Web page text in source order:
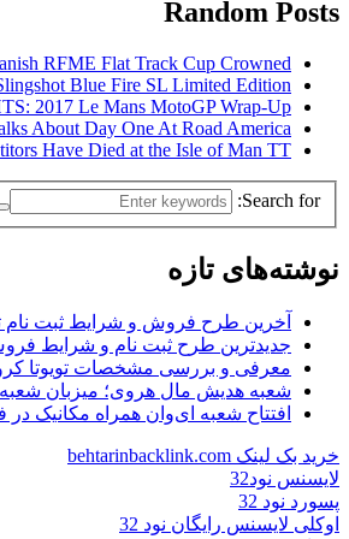
Random Posts
RFME Flat Track Cup Crowned
Blue Fire SL Limited Edition
2017 Le Mans MotoGP Wrap-Up
About Day One At Road America
Have Died at the Isle of Man TT
Search for:
نوشته‌های تازه
آخرین طرح فروش و شرایط ثبت نام
جدیدترین طرح ثبت نام و شرایط
معرفی و بررسی مشخصات تویوتا کرولا
شعبه هدیش مال هروی؛ میزبان
افتتاح شعبه ای‌وان همراه مکانیک در
خرید بک لینک behtarinbacklink.com
لایسنس نود32
پسورد نود 32
اوکلی لایسنس رایگان نود 32